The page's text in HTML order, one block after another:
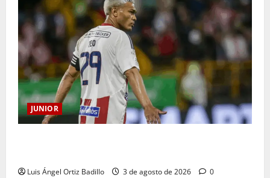
JUNIOR
Luis Ángel Ortiz Badillo 3 de agosto de 2026 0